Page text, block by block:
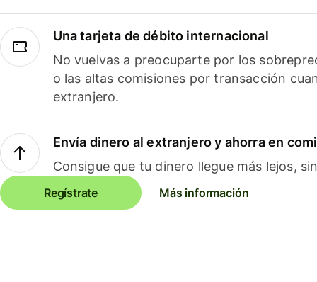
Una tarjeta de débito internacional
No vuelvas a preocuparte por los
o las altas comisiones por transacción
extranjero.
Envía dinero al extranjero y ahorra en
Consigue que tu dinero llegue más lejos,
Regístrate Más información